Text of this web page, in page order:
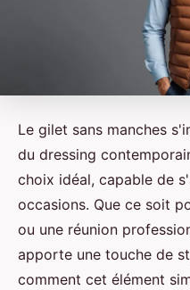
Le gilet sans manches
du dressing
choix idéal, capable de
occasions. Que ce soit
ou une réunion
apporte une touche de
comment cet élément